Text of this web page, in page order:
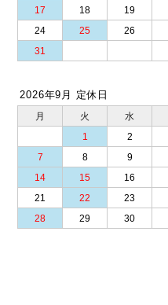
17
18 19
24
25 26
31
2026年9月 定休日
月 火 水
1
2
7
8 9
14
15 16
21
22 23
28
29 30